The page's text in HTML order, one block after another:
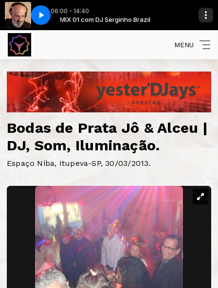
06:00 - 14:40
MIX 01 com DJ Serginho Brazil
(Extended Mix) Jennifer Lopez Feat Pitbull - Dance Again (Extended
MENU
Bodas de Prata Jô & Alceu |
DJ, Som, Iluminação.
Espaço Niba, Itupeva-SP, 30/03/2013.